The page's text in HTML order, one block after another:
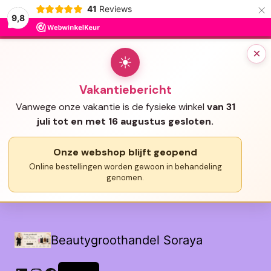
9,8
41 Reviews ×
×
☀
Vakantiebericht
Vanwege onze vakantie is de fysieke winkel van 31
juli tot en met 16 augustus gesloten.
Onze webshop blijft geopend
Online bestellingen worden gewoon in behandeling
genomen.
Beautygroothandel Soraya